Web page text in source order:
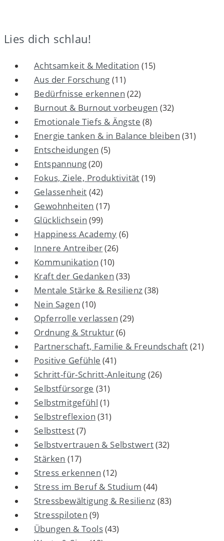
Lies dich schlau!
Achtsamkeit & Meditation (15)
Aus der Forschung (11)
Bedürfnisse erkennen (22)
Burnout & Burnout vorbeugen (32)
Emotionale Tiefs & Ängste (8)
Energie tanken & in Balance bleiben (31)
Entscheidungen (5)
Entspannung(20)
Fokus, Ziele, Produktivität (19)
Gelassenheit (42)
Gewohnheiten (17)
Glücklichsein (99)
Happiness Academy (6)
Innere Antreiber(26)
Kommunikation (10)
Kraft der Gedanken (33)
Mentale Stärke & Resilienz(38)
Nein Sagen (10)
Opferrolle verlassen (29)
Ordnung & Struktur(6)
Partnerschaft, Familie & Freundschaft (21)
Positive Gefühle (41)
Schritt-für-Schritt-Anleitung (26)
Selbstfürsorge (31)
Selbstmitgefühl (1)
Selbstreflexion (31)
Selbsttest(7)
Selbstvertrauen & Selbstwert(32)
Stärken (17)
Stress erkennen (12)
Stress im Beruf & Studium (44)
Stressbewältigung & Resilienz (83)
Stresspiloten (9)
Übungen & Tools(43)